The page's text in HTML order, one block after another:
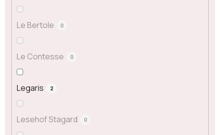
Le Bertole 0
Le Contesse 0
Legaris 2
Lesehof Stagard 0